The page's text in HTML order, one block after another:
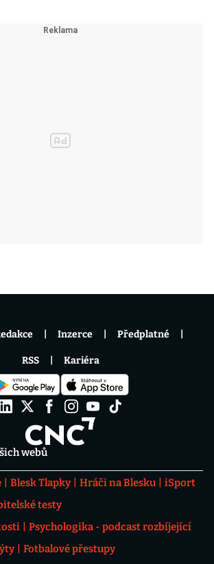
webů
Blesk Tlapky Hráči na Blesku
iSport
testy
Psychologika - podcast rozbíjející
Fotbalové přestupy
Inzerce Předplatné
RSS Kariéra